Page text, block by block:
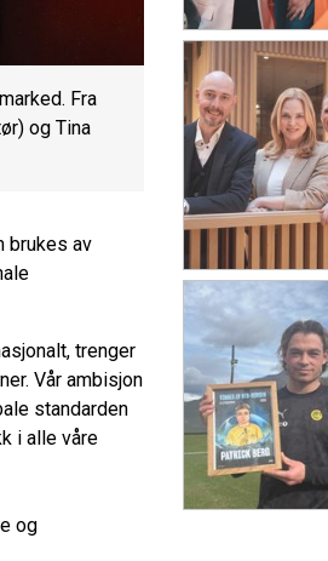
Fra
og Tina
brukes av
trenger
Vår ambisjon
standarden
i alle våre
og